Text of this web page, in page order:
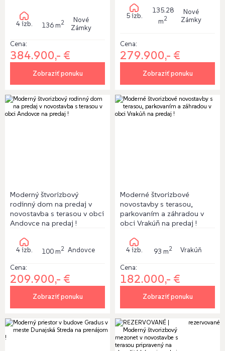
4 izb. 136 m2
Nové
Zámky
Cena:
384.900,- €
Zobraziť ponuku
5 izb.
135.28
m2
Nové
Zámky
Cena:
279.900,- €
Zobraziť ponuku
Moderný štvorizbový
rodinný dom na predaj v
novostavba s terasou v obci
Andovce na predaj !
4 izb. 100 m2 Andovce
Cena:
209.900,- €
Zobraziť ponuku
Moderné štvorizbové
novostavby s terasou,
parkovaním a záhradou v
obci Vrakúň na predaj !
4 izb. 93 m2 Vrakúň
Cena:
182.000,- €
Zobraziť ponuku
rezervované